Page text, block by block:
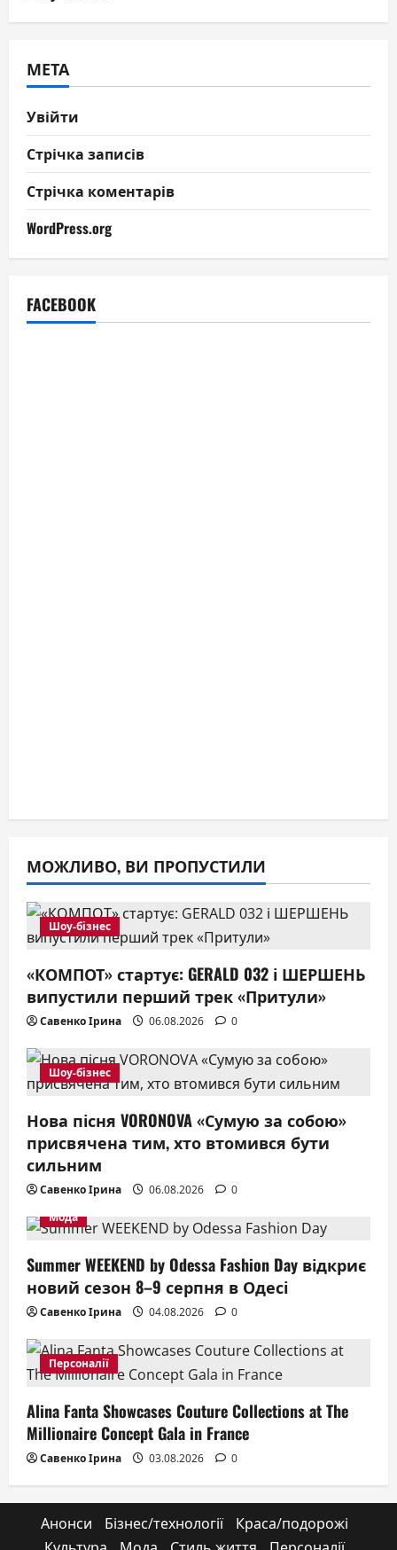
МЕТА
Увійти
Стрічка записів
Стрічка коментарів
WordPress.org
FACEBOOK
МОЖЛИВО, ВИ ПРОПУСТИЛИ
Шоу-бізнес
«КОМПОТ» стартує: GERALD 032 і ШЕРШЕНЬ
випустили перший трек «Притули»
Савенко Ірина 06.08.2026 0
Шоу-бізнес
Нова пісня VORONOVA «Сумую за собою»
присвячена тим, хто втомився бути
сильним
Савенко Ірина 06.08.2026
0
Мода
Summer WEEKEND by Odessa Fashion Day відкриє
новий сезон 8–9 серпня в Одесі
Савенко Ірина 04.08.2026 0
Персоналії
Alina Fanta Showcases Couture Collections at The
Millionaire Concept Gala in France
Савенко Ірина 03.08.2026 0
Анонси Бізнес/технології
Краса/подорожі